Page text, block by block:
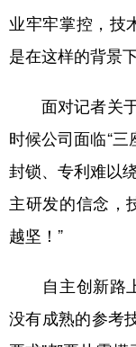
业牢牢掌控，技
是在这样的背景
面对记者关于“
时候公司面临“
封锁、专利难以
主研发的信念，
越坚！”
自主创新路上
没有成熟的参考